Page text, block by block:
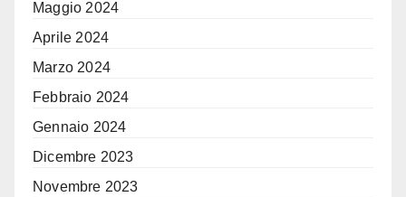
Maggio 2024
Aprile 2024
Marzo 2024
Febbraio 2024
Gennaio 2024
Dicembre 2023
Novembre 2023